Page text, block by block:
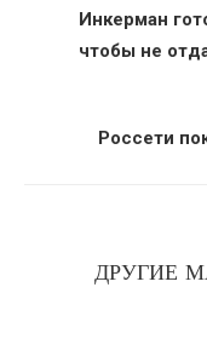
Инкерман
чтобы не
Россети
ДРУГИЕ